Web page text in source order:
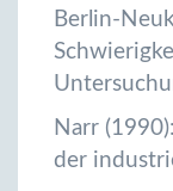
Berlin-
Narr
der